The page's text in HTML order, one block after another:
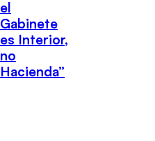
el
Gabinete
es Interior,
no
Hacienda”